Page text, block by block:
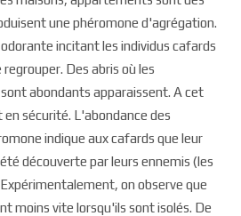
une phéromone d'agrégation.
incitant les individus cafards
Des abris où les
abondants apparaissent. A cet
sécurité. L'abondance des
indique aux cafards que leur
découverte par leurs ennemis (les
on observe que
moins vite lorsqu'ils sont isolés. De